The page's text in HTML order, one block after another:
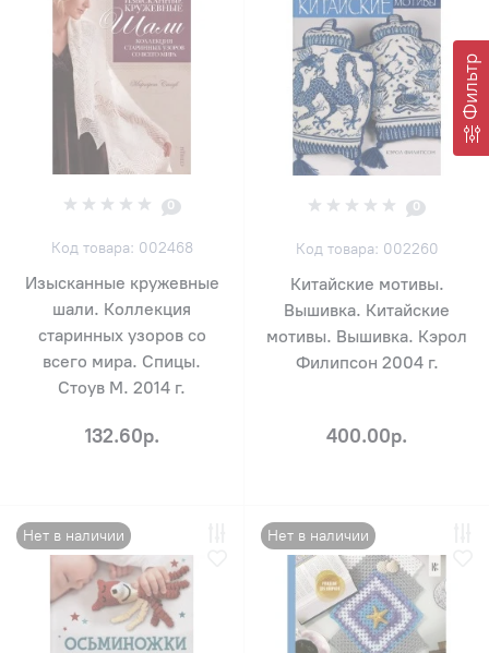
Фильтр
0
Код товара: 002468
Изысканные кружевные
шали. Коллекция
старинных узоров со
всего мира. Спицы.
Стоув М. 2014 г.
132.60р.
0
Код товара: 002260
Китайские мотивы.
Вышивка. Китайские
мотивы. Вышивка. Кэрол
Филипсон 2004 г.
400.00р.
Нет в наличии Нет в наличии